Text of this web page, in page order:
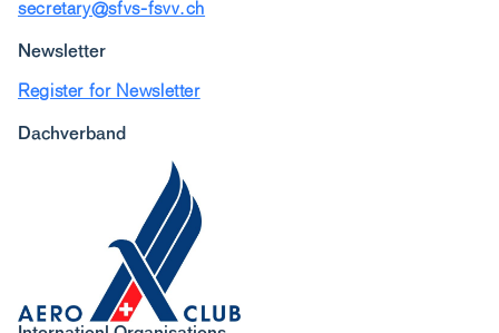
secretary@sfvs-fsvv.ch
Newsletter
Register for Newsletter
Dachverband